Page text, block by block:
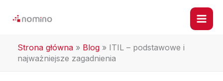
Strona główna » Blog » ITIL – podstawowe i
najważniejsze zagadnienia